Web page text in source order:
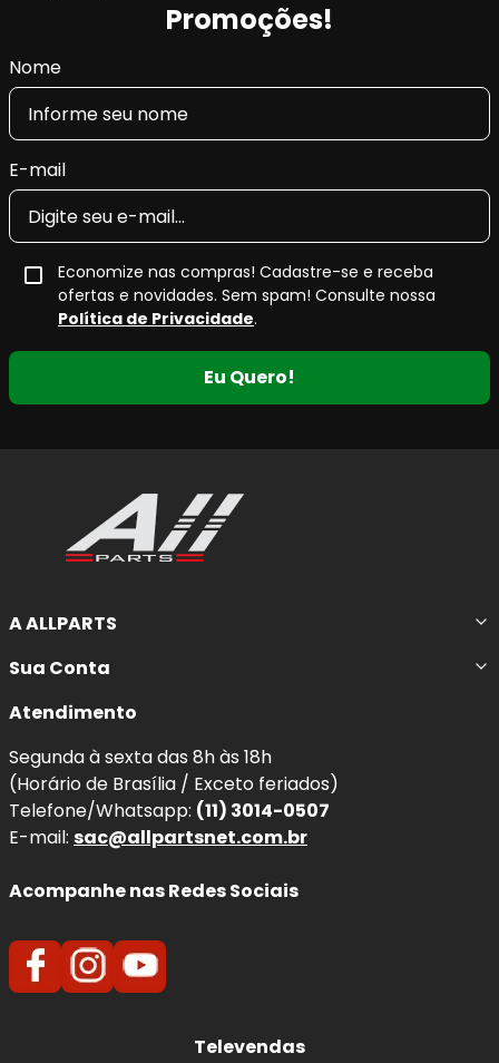
Promoções!
Nome
E-mail
Economize nas compras! Cadastre-se e receba
ofertas e novidades. Sem spam! Consulte nossa
Política de Privacidade.
Eu Quero!
A ALLPARTS
Sua Conta
Atendimento
Segunda à sexta das 8h às 18h
(Horário de Brasília / Exceto feriados)
Telefone/Whatsapp: (11) 3014-0507
E-mail: sac@allpartsnet.com.br
Acompanhe nas Redes Sociais
Televendas